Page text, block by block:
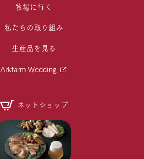
牧場に行く
私たちの取り組み
生産品を見る
Arkfarm Wedding
ネットショップ